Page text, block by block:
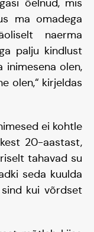
öelnud, mis
ma omadega
naerma
palju kindlust
inimesena olen,
olen,“ kirjeldas
ei kohtle
20-aastast,
tahavad su
seda kuulda
kui võrdset